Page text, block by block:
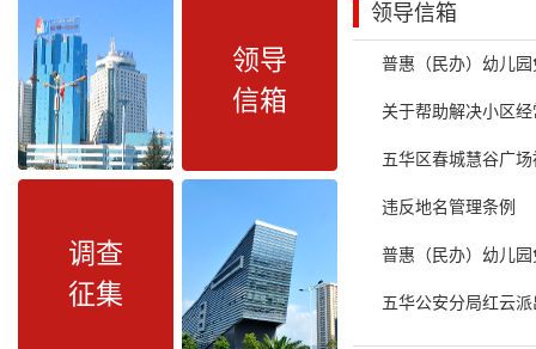
领导
信箱
调查
征集
领导信箱
普惠（民办）幼儿
关于帮助解决小区
五华区春城慧谷广
违反地名管理条例
普惠（民办）幼儿
五华公安分局红云